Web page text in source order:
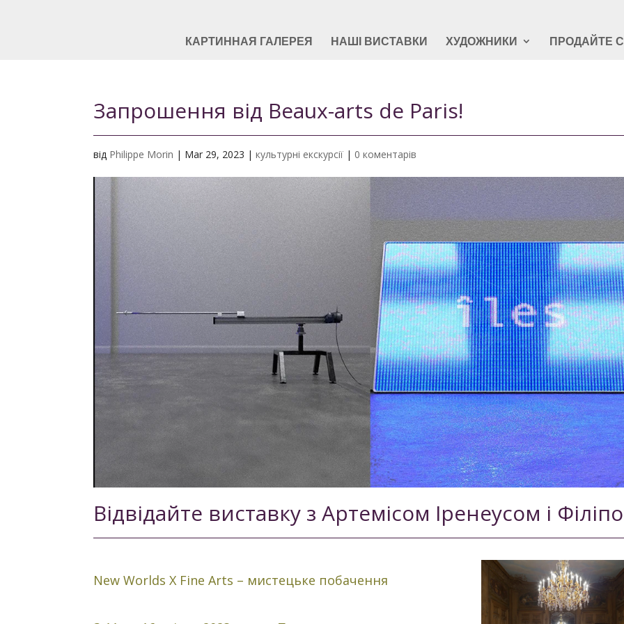
КАРТИННАЯ ГАЛЕРЕЯ НАШІ ВИСТАВКИ ХУДОЖНИКИ ПРОДАЙТЕ
Запрошення від Beaux-arts de Paris!
від Philippe Morin | Mar 29, 2023 |культурні екскурсії | 0 коментарів
Відвідайте виставку з Артемісом Іренеусом і
New Worlds X Fine Arts – мистецьке побачення